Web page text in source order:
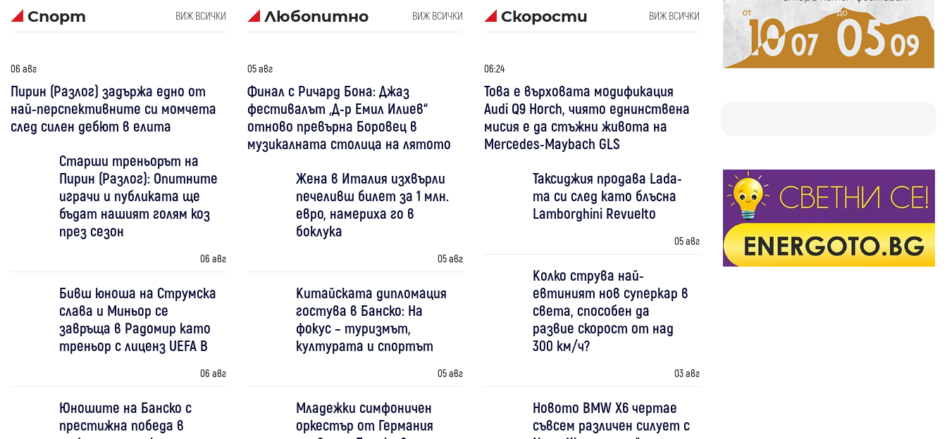
Спорт ВИЖ ВСИЧКИ
06 авг
Пирин (Разлог) задържа едно от
най-перспективните си момчета
след силен дебют в елита
Старши треньорът на
Пирин (Разлог): Опитните
играчи и публиката ще
бъдат нашият голям коз
през сезон
06 авг
Бивш юноша на Струмска
слава и Миньор се
завръща в Радомир като
треньор с лиценз UEFA B
06 авг
Юношите на Банско с
престижна победа в
Любопитно ВИЖ ВСИЧКИ
05 авг
Финал с Ричард Бона: Джаз
фестивалът „Д-р Емил Илиев“
отново превърна Боровец в
музикалната столица на лятото
Жена в Италия изхвърли
печеливш билет за 1 млн.
евро, намериха го в
боклука
05 авг
Китайската дипломация
гостува в Банско: На
фокус – туризмът,
културата и спортът
05 авг
Младежки симфоничен
оркестър от Германия
Скорости ВИЖ ВСИЧКИ
06:24
Това е върховата модификация
Audi Q9 Horch, чиято еднинствена
мисия е да стъжни живота на
Mercedes-Maybach GLS
Таксиджия продава Lada-
та си след като блъсна
Lamborghini Revuelto
05 авг
Колко струва най-
евтиният нов суперкар в
света, способен да
развие скорост от над
300 км/ч?
03 авг
Новото BMW X6 чертае
съвсем различен силует с